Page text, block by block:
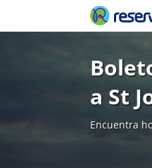
a St
Encuentra